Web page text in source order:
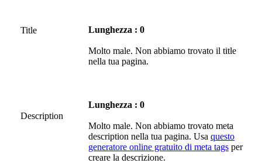
Title Lunghezza : 0
Molto male. Non abbiamo trovato il title
nella tua pagina.
Description
Lunghezza : 0
Molto male. Non abbiamo trovato meta
description nella tua pagina. Usa questo
generatore online gratuito di meta tags per
creare la descrizione.